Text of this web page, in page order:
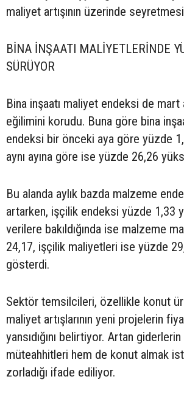
maliyet artışının üzerinde
BİNA İNŞAATI MALİYETLERİNDE
SÜRÜYOR
Bina inşaatı maliyet endeksi de mart
eğilimini korudu. Buna göre bina
endeksi bir önceki aya göre yüzde
aynı ayına göre ise yüzde 26,26
Bu alanda aylık bazda malzeme
artarken, işçilik endeksi yüzde 1,33
verilere bakıldığında ise malzeme
24,17, işçilik maliyetleri ise yüzde
gösterdi.
Sektör temsilcileri, özellikle konut
maliyet artışlarının yeni projelerin
yansıdığını belirtiyor. Artan
müteahhitleri hem de konut almak
zorladığı ifade ediliyor.